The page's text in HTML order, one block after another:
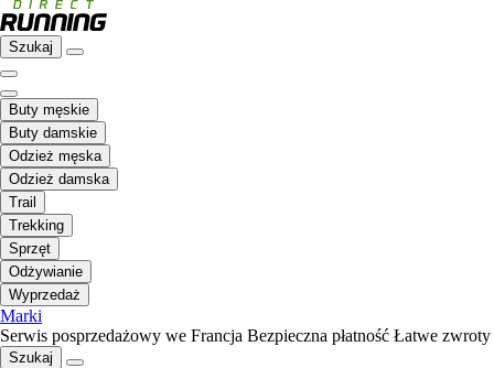
Szukaj
Buty męskie
Buty damskie
Odzież męska
Odzież damska
Trail
Trekking
Sprzęt
Odżywianie
Wyprzedaż
Marki
Serwis posprzedażowy we Francja Bezpieczna płatność Łatwe zwroty
Szukaj